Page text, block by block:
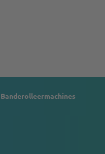
Banderolleermachines